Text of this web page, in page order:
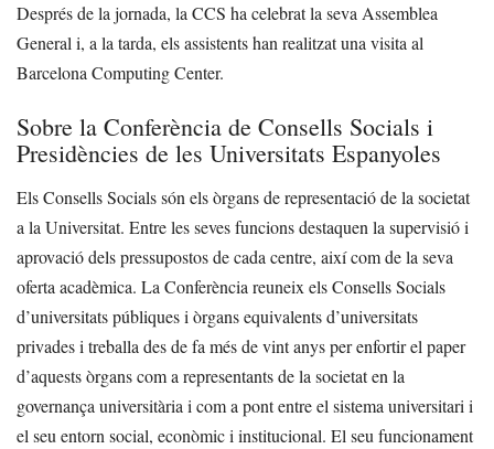
Després de la jornada, la CCS ha celebrat la seva Assemblea
General i, a la tarda, els assistents han realitzat una visita al
Barcelona Computing Center.
Sobre la Conferència de Consells Socials i
Presidències de les Universitats Espanyoles
Els Consells Socials són els òrgans de representació de la societat
a la Universitat. Entre les seves funcions destaquen la supervisió i
aprovació dels pressupostos de cada centre, així com de la seva
oferta acadèmica. La Conferència reuneix els Consells Socials
d’universitats públiques i òrgans equivalents d’universitats
privades i treballa des de fa més de vint anys per enfortir el paper
d’aquests òrgans com a representants de la societat en la
governança universitària i com a pont entre el sistema universitari i
el seu entorn social, econòmic i institucional. El seu funcionament